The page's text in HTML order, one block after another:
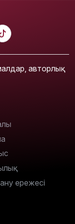
авторлық
ережесі